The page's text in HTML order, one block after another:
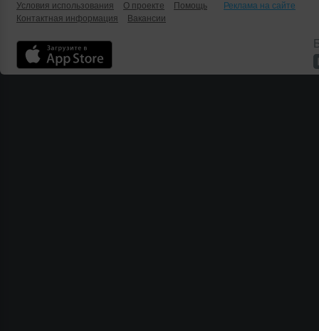
Условия использования
О проекте Помощь
Реклама на сайте
Контактная информация
Вакансии